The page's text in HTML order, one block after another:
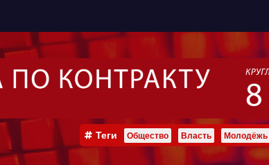
Теги Общество Власть Молодёжь